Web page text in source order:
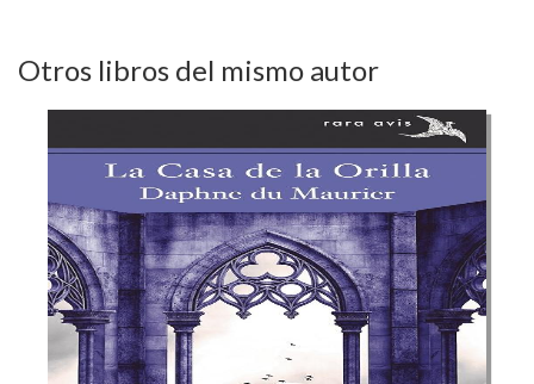
Otros libros del mismo autor